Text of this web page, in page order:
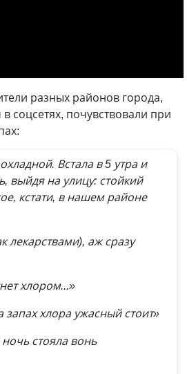
разных районов города,
соцсетях, почувствовали при
Встала в 5 утра и
выйдя на улицу: стойкий
кстати, в нашем районе
лекарствами), аж сразу
хлором...»
запах хлора ужасный стоит»
стояла вонь